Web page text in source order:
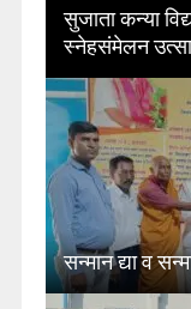
सुजाता कन्या
स्नेहसंमेलन
सन्मान द्या व